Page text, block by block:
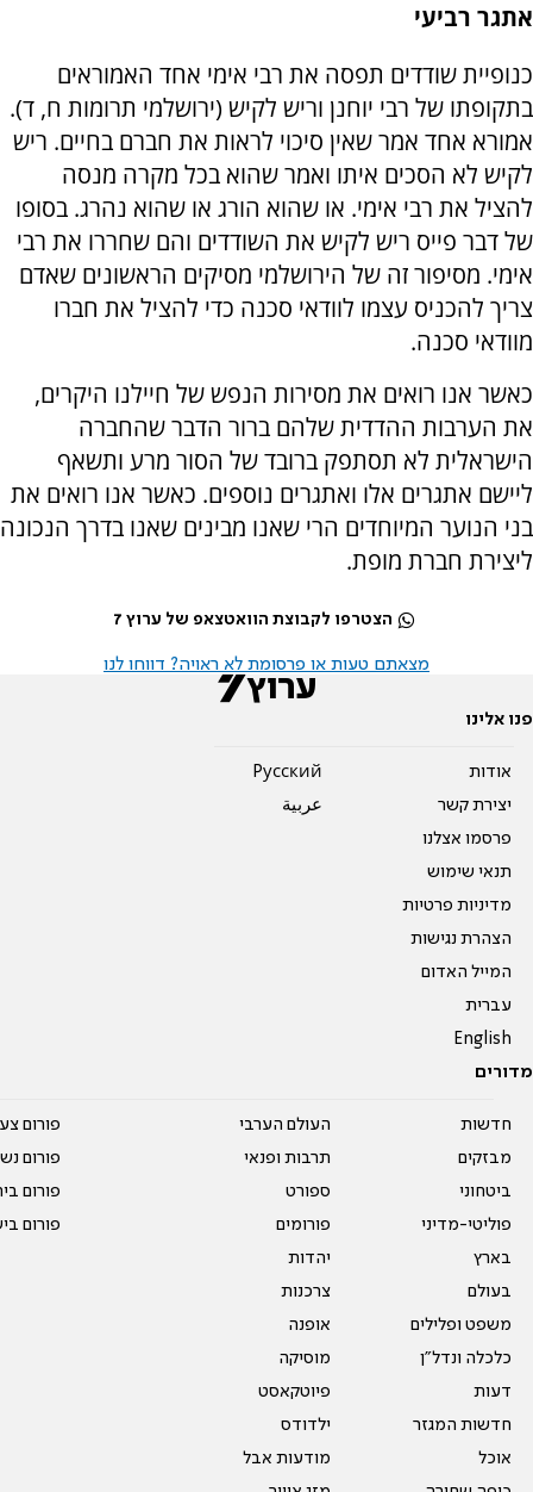
אתגר רביעי
כנופיית שודדים תפסה את רבי אימי אחד האמוראים
בתקופתו של רבי יוחנן וריש לקיש (ירושלמי תרומות ח, ד).
אמורא אחד אמר שאין סיכוי לראות את חברם בחיים. ריש
לקיש לא הסכים איתו ואמר שהוא בכל מקרה מנסה
להציל את רבי אימי. או שהוא הורג או שהוא נהרג. בסופו
של דבר פייס ריש לקיש את השודדים והם שחררו את רבי
אימי. מסיפור זה של הירושלמי מסיקים הראשונים שאדם
צריך להכניס עצמו לוודאי סכנה כדי להציל את חברו
מוודאי סכנה.
כאשר אנו רואים את מסירות הנפש של חיילנו היקרים,
את הערבות ההדדית שלהם ברור הדבר שהחברה
הישראלית לא תסתפק ברובד של הסור מרע ותשאף
ליישם אתגרים אלו ואתגרים נוספים. כאשר אנו רואים את
בני הנוער המיוחדים הרי שאנו מבינים שאנו בדרך הנכונה
ליצירת חברת מופת.
הצטרפו לקבוצת הוואטצאפ של ערוץ 7
מצאתם טעות או פרסומת לא ראויה? דווחו לנו
פנו אלינו
אודות
יצירת קשר
פרסמו אצלנו
תנאי שימוש
מדיניות פרטיות
הצהרת נגישות
המייל האדום
עברית
English
Pусский
عربية
מדורים
חדשות
מבזקים
ביטחוני
פוליטי-מדיני
בארץ
בעולם
משפט ופלילים
כלכלה ונדל"ן
דעות
חדשות המגזר
אוכל
העולם הערבי
תרבות ופנאי
ספורט
פורומים
יהדות
צרכנות
אופנה
מוסיקה
פיוטקאסט
ילדודס
מודעות אבל
פורום
פורום
פורום
פורום